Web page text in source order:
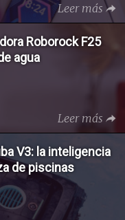
Leer más
Roborock F25
agua
Leer más
V3: la inteligencia
de piscinas